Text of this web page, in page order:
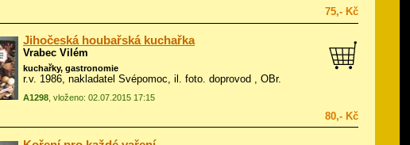
75,- Kč
Jihočeská houbařská kuchařka
Vrabec Vilém
kuchařky, gastronomie
r.v. 1986, nakladatel Svépomoc, il. foto. doprovod , OBr.
A1298 , vloženo: 02.07.2015 17:15
80,- Kč